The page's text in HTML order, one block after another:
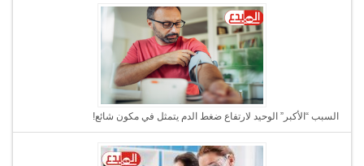
السبب “الأكبر” الوحيد لارتفاع ضغط الدم يتمثل في مكون شائع!